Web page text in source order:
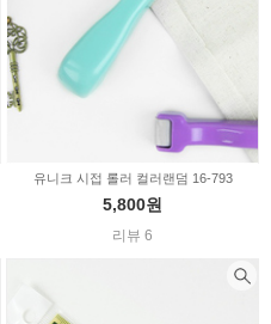
유니크 시접 롤러 컬러랜덤 16-793
5,800원
리뷰 6